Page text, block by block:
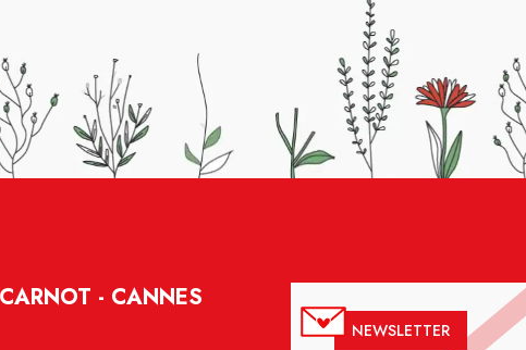
- CANNES
NEWSLETTER